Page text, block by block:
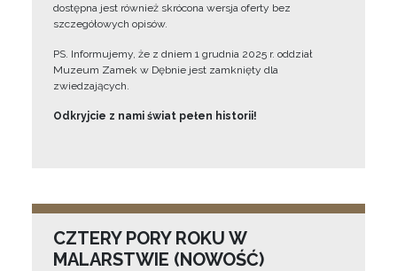
dostępna jest również skrócona wersja oferty bez
szczegółowych opisów.
PS. Informujemy, że z dniem 1 grudnia 2025 r. oddział
Muzeum Zamek w Dębnie jest zamknięty dla
zwiedzających.
Odkryjcie z nami świat pełen historii!
CZTERY PORY ROKU W
MALARSTWIE (NOWOŚĆ)